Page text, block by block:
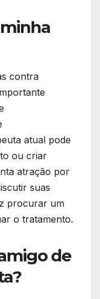
contra
atual pode
ou criar
atração por
suas
procurar um
o tratamento.
de